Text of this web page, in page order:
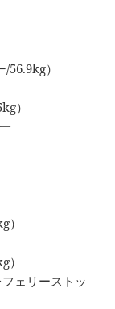
56.9kg）
）
）
）
ェリーストッ